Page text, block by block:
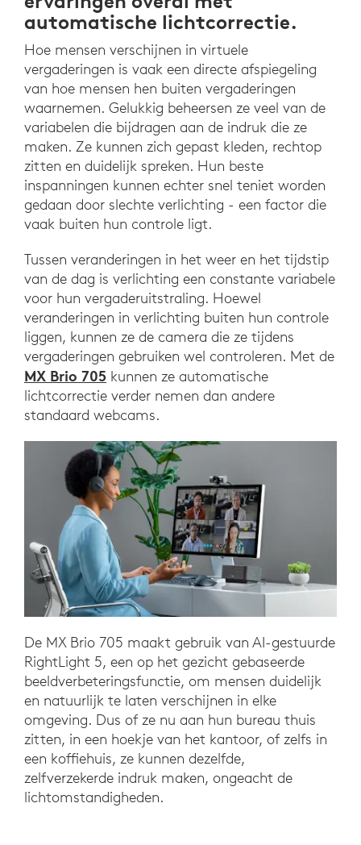
automatische lichtcorrectie.
Hoe mensen verschijnen in virtuele
vergaderingen is vaak een directe afspiegeling
van hoe mensen hen buiten vergaderingen
waarnemen. Gelukkig beheersen ze veel van de
variabelen die bijdragen aan de indruk die ze
maken. Ze kunnen zich gepast kleden, rechtop
zitten en duidelijk spreken. Hun beste
inspanningen kunnen echter snel teniet worden
gedaan door slechte verlichting - een factor die
vaak buiten hun controle ligt.
Tussen veranderingen in het weer en het tijdstip
van de dag is verlichting een constante variabele
voor hun vergaderuitstraling. Hoewel
veranderingen in verlichting buiten hun controle
liggen, kunnen ze de camera die ze tijdens
vergaderingen gebruiken wel controleren. Met de
MX Brio 705 kunnen ze automatische
lichtcorrectie verder nemen dan andere
standaard webcams.
De MX Brio 705 maakt gebruik van AI-gestuurde
RightLight 5, een op het gezicht gebaseerde
beeldverbeteringsfunctie, om mensen duidelijk
en natuurlijk te laten verschijnen in elke
omgeving. Dus of ze nu aan hun bureau thuis
zitten, in een hoekje van het kantoor, of zelfs in
een koffiehuis, ze kunnen dezelfde,
zelfverzekerde indruk maken, ongeacht de
lichtomstandigheden.